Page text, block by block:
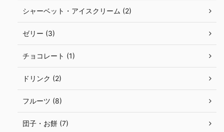
シャーベット・アイスクリーム (2)
ゼリー (3)
チョコレート (1)
ドリンク (2)
フルーツ (8)
団子・お餅 (7)